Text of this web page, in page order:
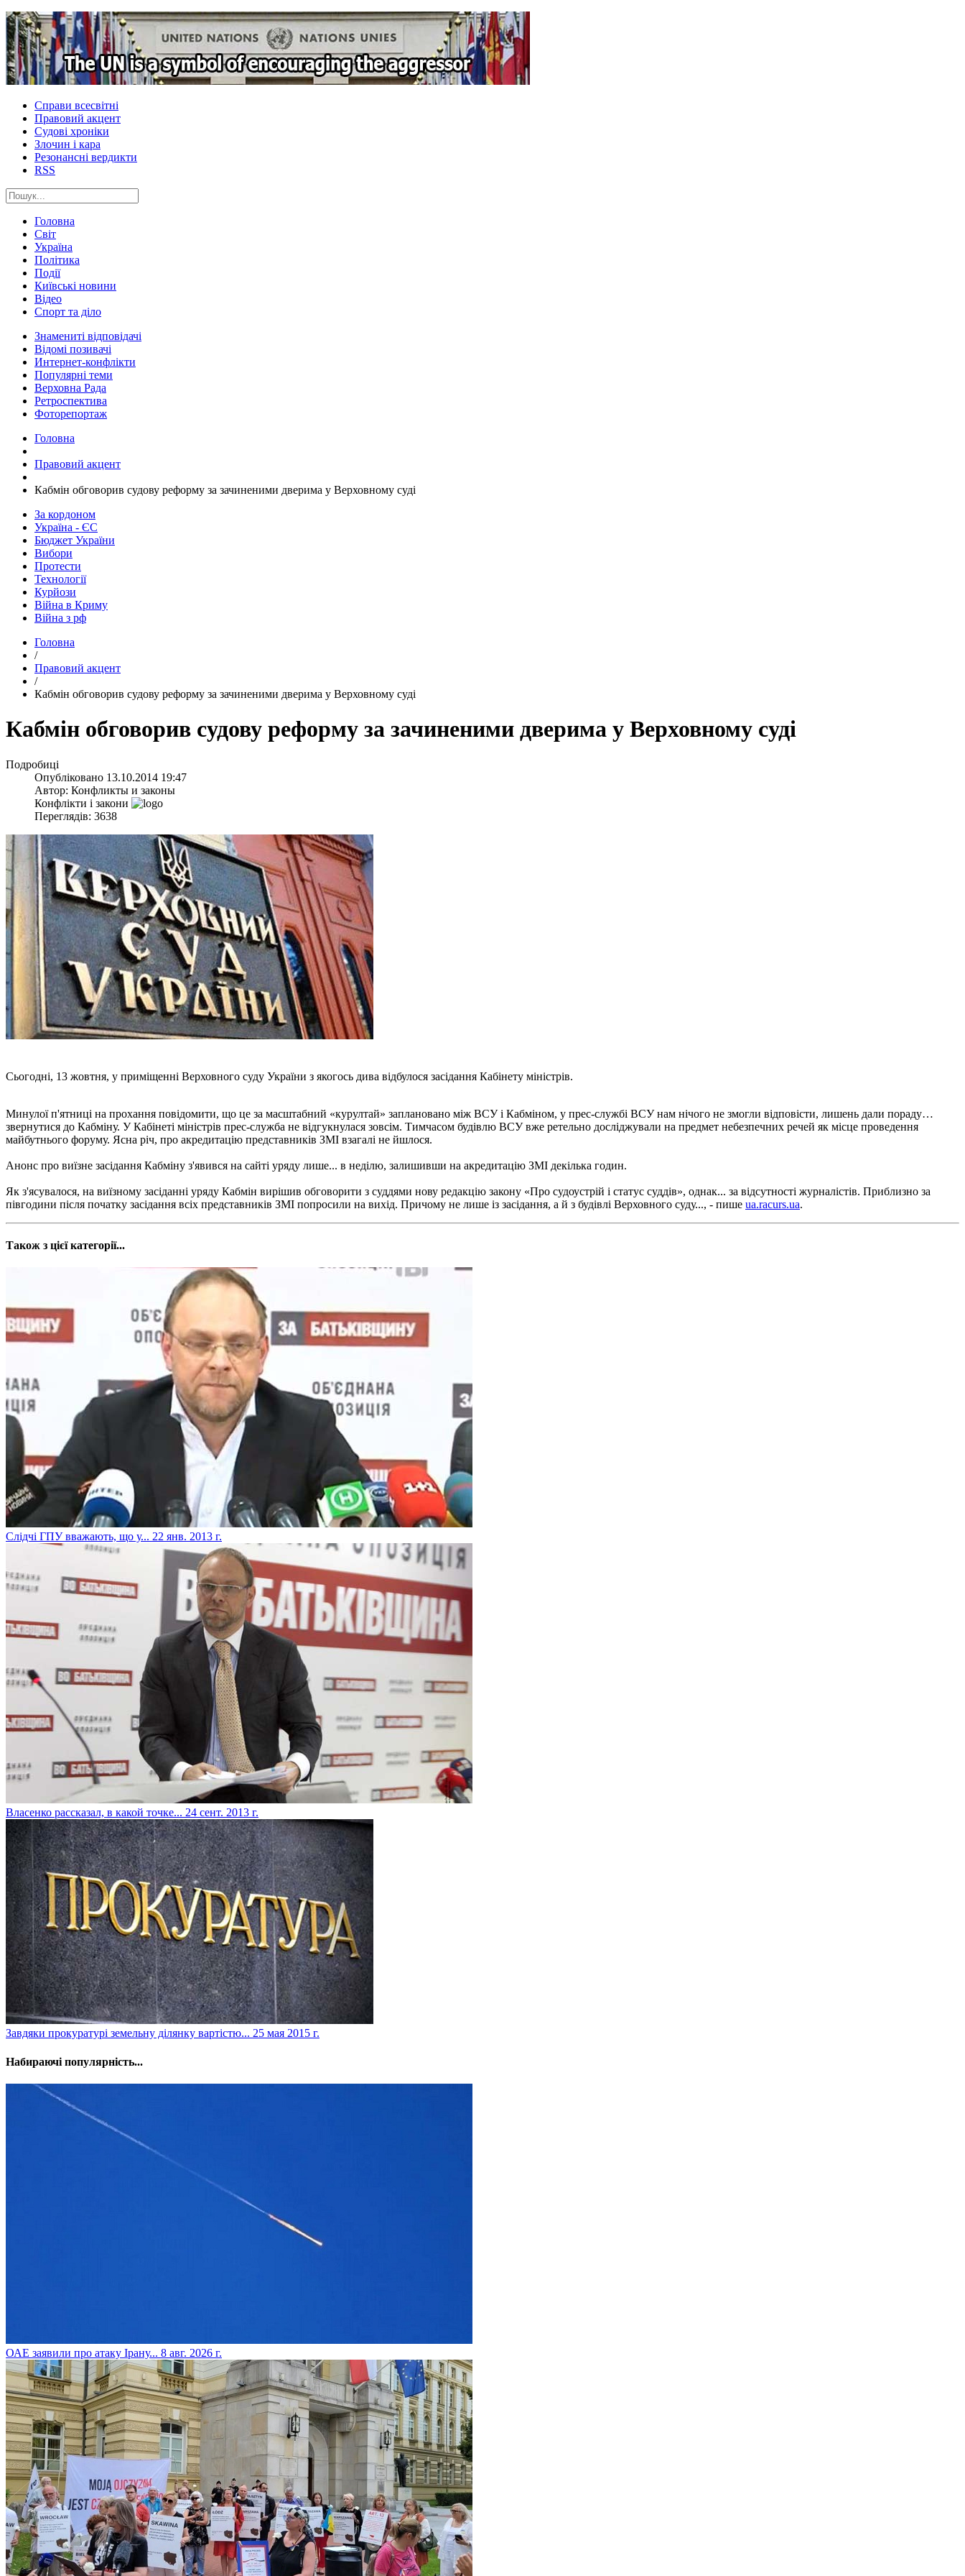
Справи всесвітні
Правовий акцент
Судові хроніки
Злочин і кара
Резонансні вердикти
RSS
Головна
Світ
Україна
Політика
Події
Київські новини
Відео
Спорт та діло
Знамениті відповідачі
Відомі позивачі
Интернет-конфлікти
Популярні теми
Верховна Рада
Ретроспектива
Фоторепортаж
Головна
Правовий акцент
Кабмін обговорив судову реформу за зачиненими дверима у Верховному суді
За кордоном
Україна - ЄС
Бюджет України
Вибори
Протести
Технології
Курйози
Війна в Криму
Війна з рф
Головна
/
Правовий акцент
/
Кабмін обговорив судову реформу за зачиненими дверима у Верховному суді
Кабмін обговорив судову реформу за зачиненими дверима у Верховному суді
Подробиці
Опубліковано 13.10.2014 19:47
Автор: Конфликты и законы
Конфлікти і закони
Переглядів: 3638
Сьогодні, 13 жовтня, у приміщенні Верховного суду України з якогось дива відбулося засідання Кабінету міністрів.
Минулої п'ятниці на прохання повідомити, що це за масштабний «курултай» заплановано між ВСУ і Кабміном, у прес-службі ВСУ нам нічого не змогли відповісти, лишень дали пораду…
звернутися до Кабміну. У Кабінеті міністрів прес-служба не відгукнулася зовсім. Тимчасом будівлю ВСУ вже ретельно досліджували на предмет небезпечних речей як місце проведення
майбутнього форуму. Ясна річ, про акредитацію представників ЗМІ взагалі не йшлося.
Анонс про виїзне засідання Кабміну з'явився на сайті уряду лише... в неділю, залишивши на акредитацію ЗМІ декілька годин.
Як з'ясувалося, на виїзному засіданні уряду Кабмін вирішив обговорити з суддями нову редакцію закону «Про судоустрій і статус суддів», однак... за відсутності журналістів. Приблизно за
півгодини після початку засідання всіх представників ЗМІ попросили на вихід. Причому не лише із засідання, а й з будівлі Верховного суду..., - пише ua.racurs.ua.
Також з цієї категорії...
Слідчі ГПУ вважають, що у... 22 янв. 2013 г.
Власенко рассказал, в какой точке... 24 сент. 2013 г.
Завдяки прокуратурі земельну ділянку вартістю... 25 мая 2015 г.
Набираючі популярність...
​ОАЕ заявили про атаку Ірану... 8 авг. 2026 г.